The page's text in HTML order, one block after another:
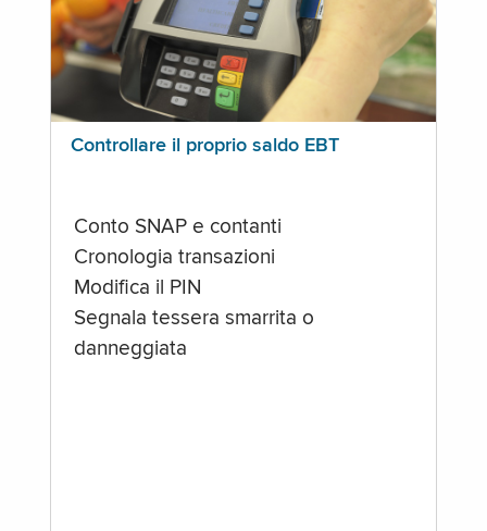
Controllare il proprio saldo EBT
Conto SNAP e contanti
Cronologia transazioni
Modifica il PIN
Segnala tessera smarrita o
danneggiata